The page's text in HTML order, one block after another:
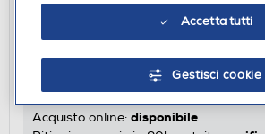
Acquisto online: disponibile
Accetta tutti
Gestisci cookie